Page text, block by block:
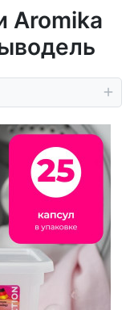
Aromika